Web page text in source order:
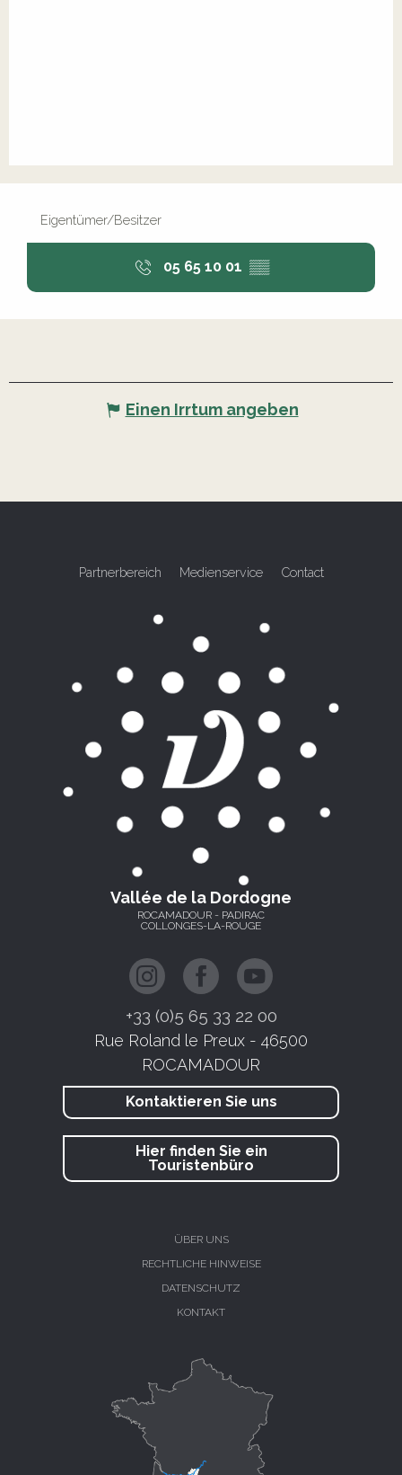
Eigentümer/Besitzer
05 65 10 01 ▒▒
Einen Irrtum angeben
Partnerbereich Medienservice Contact
Vallée de la Dordogne
ROCAMADOUR - PADIRAC
COLLONGES-LA-ROUGE
+33 (0)5 65 33 22 00
Rue Roland le Preux - 46500
ROCAMADOUR
Kontaktieren Sie uns
Hier finden Sie ein
Touristenbüro
ÜBER UNS
RECHTLICHE HINWEISE
DATENSCHUTZ
KONTAKT